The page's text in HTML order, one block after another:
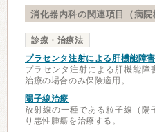
消化器内科の関連項目（病院
診療・治療法
プラセンタ注射による肝機能障
プラセンタ注射による肝機能障
治療の場合のみ保険適用。
陽子線治療
放射線の一種である粒子線（陽
り悪性腫瘍を治療する。